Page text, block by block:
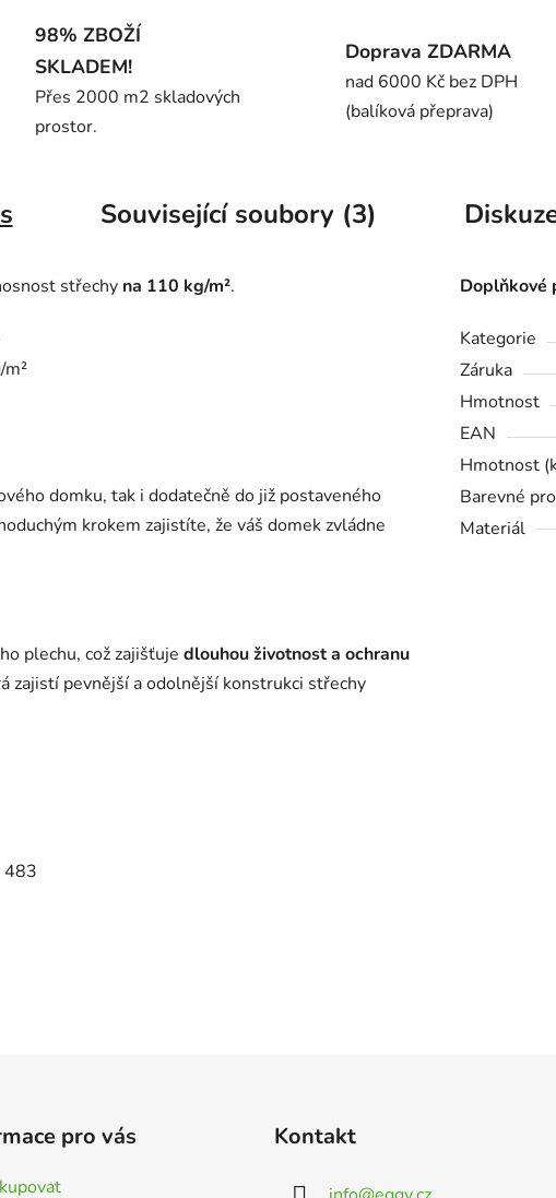
98% ZBOŽÍ
SKLADEM!
Přes 2000 m2 skladových
prostor.
Doprava ZDARMA
nad 6000 Kč bez DPH
(balíková přeprava)
Související soubory (3)
střechy na 110 kg/m².
domku, tak i dodatečně do již postaveného
krokem zajistíte, že váš domek zvládne
plechu, což zajišťuje dlouhou životnost a ochranu
zajistí pevnější a odolnější konstrukci střechy
483
Doplňkové
Kategorie
Záruka
Hmotnost
EAN
Hmotnost
Barevné
Materiál
pro vás Kontakt